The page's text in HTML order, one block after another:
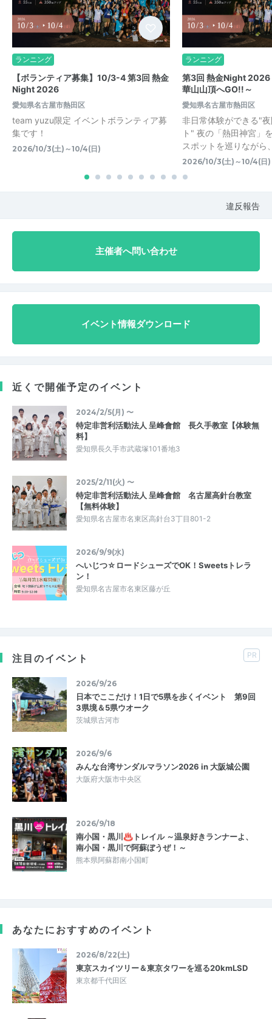
ランニング
【ボランティア募集】10/3-4 第3回 熱金
Night 2026
愛知県名古屋市熱田区
team yuzu限定 イベントボランティア募
集です！
2026/10/3(土)～10/4(日)
ランニング
第3回 熱金Night 2026
華山山頂へGO!!～
愛知県名古屋市熱田区
非日常体験ができる"
ト" 夜の「熱田神宮」
スポットを巡りなが
2026/10/3(土)～10/4(日)
違反報告
主催者へ問い合わせ
イベント情報ダウンロード
近くで開催予定のイベント
2024/2/5(月) 〜
特定非営利活動法人 呈峰會館 長久手教室【体験無
料】
愛知県長久手市武蔵塚101番地3
2025/2/11(火) 〜
特定非営利活動法人 呈峰會館 名古屋高針台教室
【無料体験】
愛知県名古屋市名東区高針台3丁目801-2
2026/9/9(水)
へいじつ☆ロードシューズでOK！Sweetsトレラ
ン！
愛知県名古屋市名東区藤が丘
注目のイベント PR
2026/9/26
日本でここだけ！1日で5県を歩くイベント 第9回
3県境＆5県ウオーク
茨城県古河市
2026/9/6
みんな台湾サンダルマラソン2026 in 大阪城公園
大阪府大阪市中央区
2026/9/18
南小国・黒川♨トレイル ～温泉好きランナーよ、
南小国・黒川で阿蘇ぼうぜ！～
熊本県阿蘇郡南小国町
あなたにおすすめのイベント
2026/8/22(土)
東京スカイツリー＆東京タワーを巡る20kmLSD
東京都千代田区